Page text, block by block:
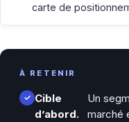
carte de
À RETENIR
Cible
d’abord.
Un
marché